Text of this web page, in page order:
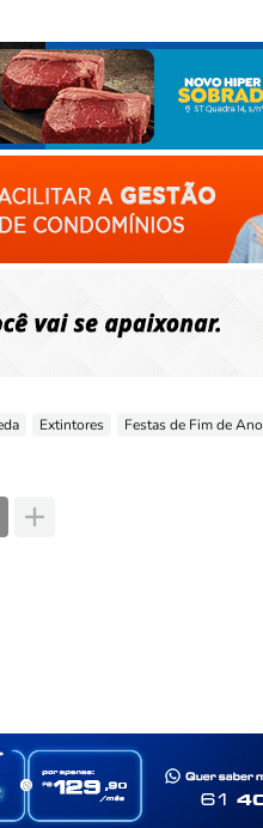
Extintores Festas de Fim de Ano